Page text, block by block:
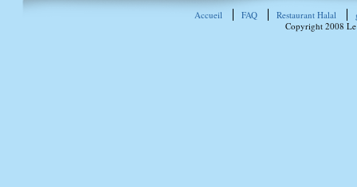
Accueil FAQ Restaurant Halal
Copyright 2008